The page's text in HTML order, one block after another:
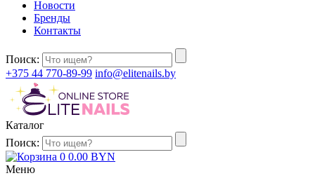
Новости
Бренды
Контакты
Поиск:
+375 44 770-89-99 info@elitenails.by
Каталог
Поиск:
0 0.00 BYN
Меню